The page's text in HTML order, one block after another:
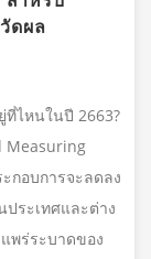
ดผล
ไหนในปี 2663?
Measuring
กอบการจะลดลง
ประเทศและต่าง
พร่ระบาดของ